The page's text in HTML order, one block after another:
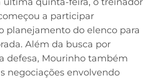
a participar
planejamento do elenco para
Além da busca por
defesa, Mourinho também
negociações envolvendo